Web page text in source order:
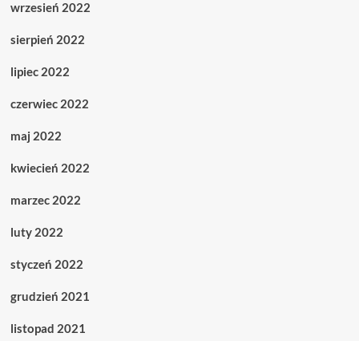
wrzesień 2022
sierpień 2022
lipiec 2022
czerwiec 2022
maj 2022
kwiecień 2022
marzec 2022
luty 2022
styczeń 2022
grudzień 2021
listopad 2021